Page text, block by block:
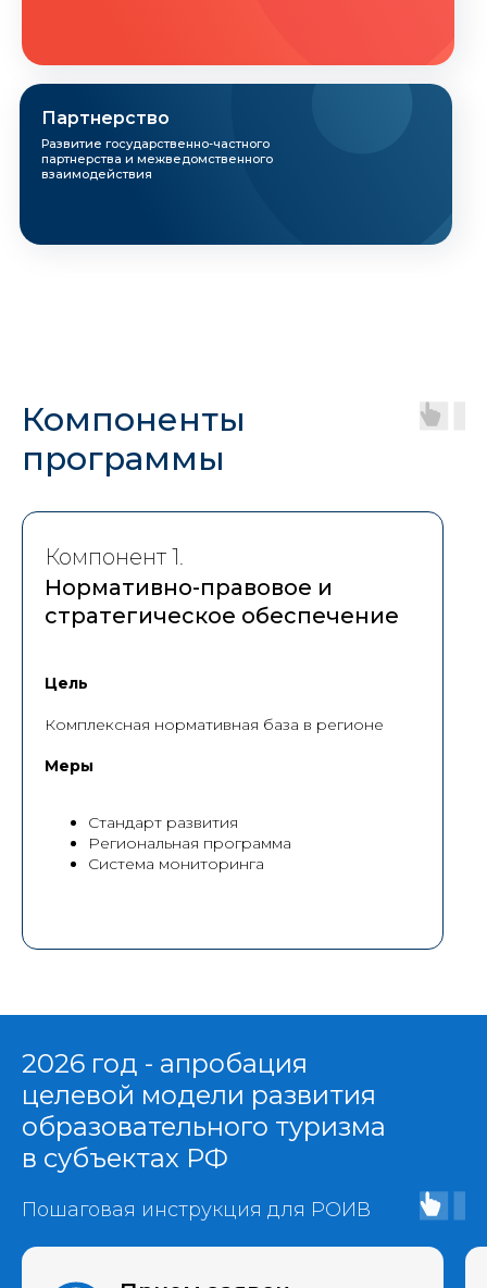
Развитие государственно-частного
партнерства и межведомственного
взаимодействия
Партнерство
Компоненты
программы
Компонент 1.
Нормативно-правовое и
стратегическое обеспечение
Цель
Комплексная нормативная база в регионе
Меры
Стандарт развития
Региональная программа
Cистема мониторинга
2026 год - апробация
целевой модели развития
образовательного туризма
в субъектах РФ
Пошаговая инструкция для РОИВ